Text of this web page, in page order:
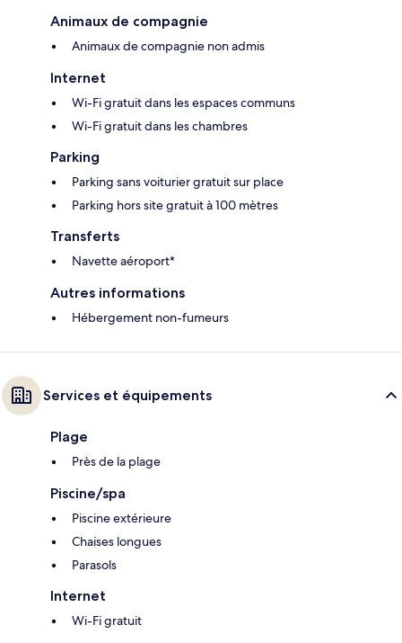
Animaux de compagnie
Animaux de compagnie non admis
Internet
Wi-Fi gratuit dans les espaces communs
Wi-Fi gratuit dans les chambres
Parking
Parking sans voiturier gratuit sur place
Parking hors site gratuit à 100 mètres
Transferts
Navette aéroport*
Autres informations
Hébergement non-fumeurs
Services et équipements
Plage
Près de la plage
Piscine/spa
Piscine extérieure
Chaises longues
Parasols
Internet
Wi-Fi gratuit